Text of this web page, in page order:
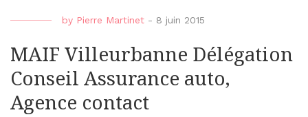
by Pierre Martinet - 8 juin 2015
MAIF Villeurbanne Délégation
Conseil Assurance auto,
Agence contact